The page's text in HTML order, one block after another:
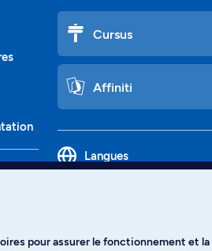
Cursus
Affiniti
Langues
pour assurer le fonctionnement et